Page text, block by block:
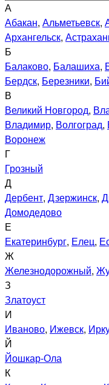
А
Абакан, Альметьевск,
Архангельск,
Б
Балаково, Балашиха,
Бердск, Березники,
В
Великий Новгород,
Владимир, Волгоград,
Воронеж
Г
Грозный
Д
Дербент, Дзержинск,
Домодедово
Е
Екатеринбург, Елец,
Ж
Железнодорожный,
З
Златоуст
И
Иваново, Ижевск,
Й
Йошкар-Ола
К